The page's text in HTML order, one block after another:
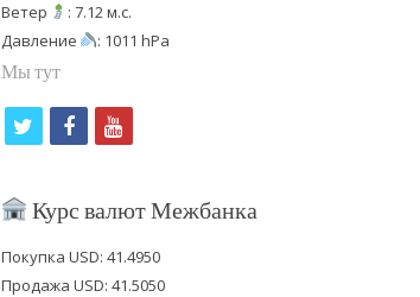
Ветер
: 7.12 м.с.
Давление
: 1011 hPa
Мы тут
i
t
f
c
b
y
u
u
Курс валют Межбанка
Покупка USD: 41.4950
Продажа USD: 41.5050